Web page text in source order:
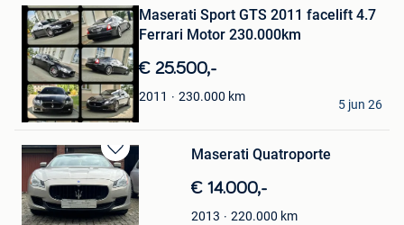
Mijn
Favorieten
Maserati Sport GTS 2011 facelift 4.7
Ferrari Motor 230.000km
€ 25.500,-
2011 230.000 km
Mirzad Kajtazi
Sint-Niklaas
5 jun 26
Bewaren
in
Mijn
Favorieten
Maserati Quatroporte
€ 14.000,-
2013 220.000 km